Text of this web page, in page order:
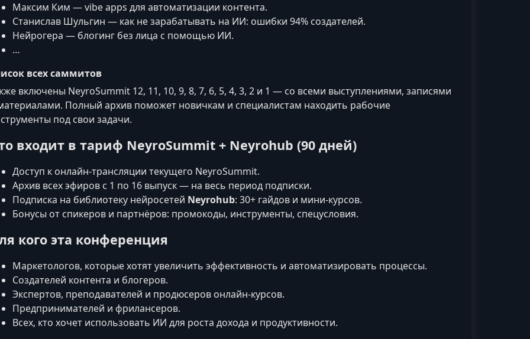
Максим Ким — vibe apps для автоматизации контента.
Станислав Шульгин — как не зарабатывать на ИИ: ошибки 94% создателей.
Нейрогера — блогинг без лица с помощью ИИ.
…
всех саммитов
включены NeyroSummit 12, 11, 10, 9, 8, 7, 6, 5, 4, 3, 2 и 1 — со всеми выступлениями, записями
Полный архив поможет новичкам и специалистам находить рабочие
под свои задачи.
входит в тариф NeyroSummit + Neyrohub (90 дней)
Доступ к онлайн-трансляции текущего NeyroSummit.
Архив всех эфиров с 1 по 16 выпуск — на весь период подписки.
Подписка на библиотеку нейросетей Neyrohub: 30+ гайдов и мини-курсов.
Бонусы от спикеров и партнёров: промокоды, инструменты, спецусловия.
кого эта конференция
Маркетологов, которые хотят увеличить эффективность и автоматизировать процессы.
Создателей контента и блогеров.
Экспертов, преподавателей и продюсеров онлайн-курсов.
Предпринимателей и фрилансеров.
Всех, кто хочет использовать ИИ для роста дохода и продуктивности.